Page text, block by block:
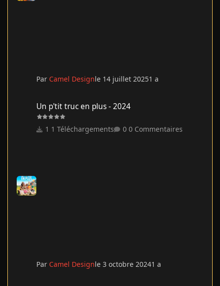
Par Camel Designle 14 juillet 20251 a
Un p'tit truc en plus - 2024
1 Téléchargements 0 Commentaires
Par Camel Designle 3 octobre 20241 a